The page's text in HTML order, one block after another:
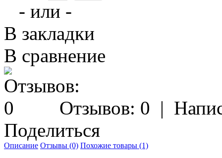
- или -
В закладки
В сравнение
Отзывов: 0 |
Поделиться
Описание Отзывы (0) Похожие товары (1)